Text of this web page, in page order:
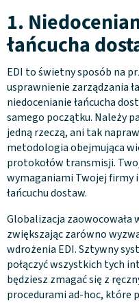
1.
łańcucha
EDI to świetny sposób na
usprawnienie zarządzania
niedocenianie łańcucha
samego początku. Należy
jedną rzeczą, ani tak
metodologia obejmująca
protokołów transmisji.
wymaganiami Twojej firmy
łańcuchu dostaw.
Globalizacja zaowocowała
zwiększając zarówno
wdrożenia EDI. Sztywny
połączyć wszystkich tych
będziesz zmagać się z
procedurami ad-hoc, które